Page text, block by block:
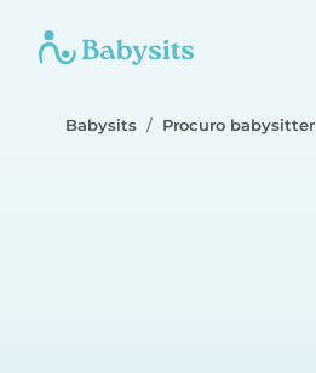
Babysits Procuro babysitter